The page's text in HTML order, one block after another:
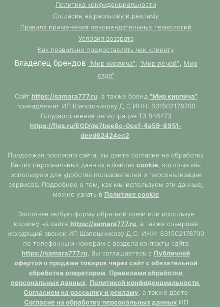
Политика конфиденциальности
Согласие на рассылку и рекламу
Правила применения рекомендательных технологий
Условия возврата
Как правильно предоставлять чек клиенту
Владелец брендов "Мир кирпича", "Мир печей", Мир
сада"
Сайт https://samara777.ru, а также бренд "Мир кирпича"
принадлежит ИП Шапошникову Д.С ИНН: 631502178700
Государственная регистрация ТЗ 846473
https://fips.ru/EGD/de7bee8c-0ccf-4a59-8951-
deed62424ec2.
Продолжая просмотр сайта, вы даете согласие на обработку
Ваших персональных данных в файлах cookie , которые мы
используем для удобства пользователей и персонализации
сервисов. Подробнее о том, как мы используем эти данные,
можно узнать в Политике cookie
Заполняя любую форму обратной связи или используя
корзину на сайте https://samara777.ru , а также совершая
исходящий звонок ИП Шапошникову Д.С. ИНН: 631502178700
по телефонным номерам с раздела контакты сайта
https://samara777.ru , Вы соглашаетесь с Публичной
офертой о продаже товаров через сайт с обязательной
обработке оператором
Правилами обработки
персональных данных Политикой конфиденциальности
Согласием на рассылку и рекламу , а также даете
Согласие на обработку персональных данныхИП